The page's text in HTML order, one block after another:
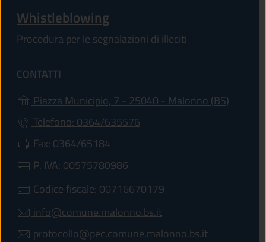
Whistleblowing
Procedura per le segnalazioni di illeciti
CONTATTI
Piazza Municipio, 7 - 25040 - Malonno (BS)
Telefono: 0364/635576
Fax: 0364/65184
P. IVA: 00575780986
Codice fiscale: 00716670179
info@comune.malonno.bs.it
protocollo@pec.comune.malonno.bs.it